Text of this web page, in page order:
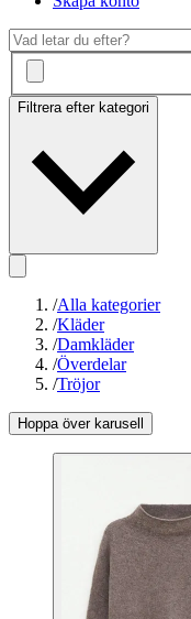
Filtrera efter kategori
/Alla kategorier
/Kläder
/Damkläder
/Överdelar
/Tröjor
Hoppa över karusell